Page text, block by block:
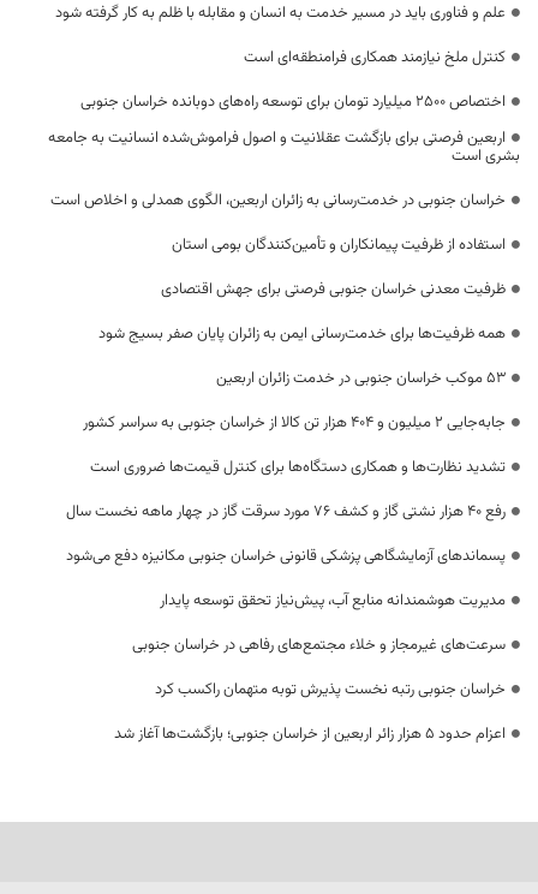
علم و فناوری باید در مسیر خدمت به انسان و مقابله با ظلم به کار گرفته شود
کنترل ملخ نیازمند همکاری فرامنطقه‌ای است
اختصاص 2500 میلیارد تومان برای توسعه راه‌های دوبانده خراسان جنوبی
اربعین فرصتی برای بازگشت عقلانیت و اصول فراموش‌شده انسانیت به جامعه
بشری است
خراسان جنوبی در خدمت‌رسانی به زائران اربعین، الگوی همدلی و اخلاص است
استفاده از ظرفیت پیمانکاران و تأمین‌کنندگان بومی استان
ظرفیت معدنی خراسان جنوبی فرصتی برای جهش اقتصادی
همه ظرفیت‌ها برای خدمت‌رسانی ایمن به زائران پایان صفر بسیج شود
53 موکب خراسان جنوبی در خدمت زائران اربعین
جابه‌جایی 2 میلیون و 404 هزار تن کالا از خراسان جنوبی به سراسر کشور
تشدید نظارت‌ها و همکاری دستگاه‌ها برای کنترل قیمت‌ها ضروری است
رفع 40 هزار نشتی گاز و کشف 76 مورد سرقت گاز در چهار ماهه نخست سال
پسماندهای آزمایشگاهی پزشکی قانونی خراسان جنوبی مکانیزه دفع می‌شود
مدیریت هوشمندانه منابع آب، پیش‌نیاز تحقق توسعه پایدار
سرعت‌های غیرمجاز و خلاء مجتمع‌های رفاهی در خراسان جنوبی
خراسان جنوبی رتبه نخست پذیرش توبه متهمان راکسب کرد
اعزام حدود 5 هزار زائر اربعین از خراسان جنوبی؛ بازگشت‌ها آغاز شد